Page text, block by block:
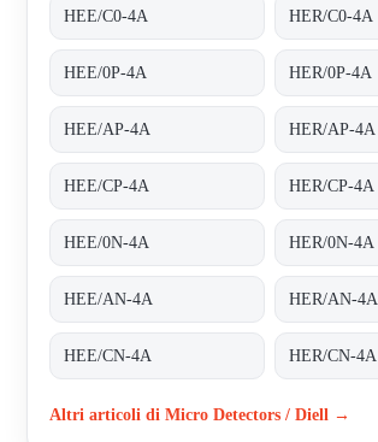
HEE/C0-4A HER/C0-4A
HEE/0P-4A HER/0P-4A
HEE/AP-4A HER/AP-4A
HEE/CP-4A HER/CP-4A
HEE/0N-4A HER/0N-4A
HEE/AN-4A HER/AN-4A
HEE/CN-4A HER/CN-4A
Altri articoli di Micro Detectors / Diell →